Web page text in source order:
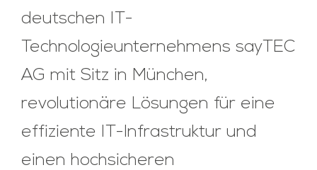
deutschen IT-
Technologieunternehmens sayTEC
AG mit Sitz in München,
revolutionäre Lösungen für eine
effiziente IT-Infrastruktur und
einen hochsicheren